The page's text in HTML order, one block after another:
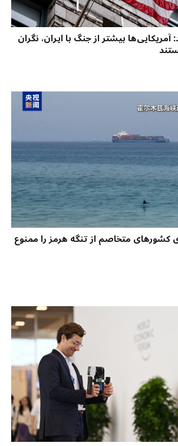
بیشتر از جنگ با ایران، نگران
کشورهای متخاصم از تنگه هرمز را ممنوع